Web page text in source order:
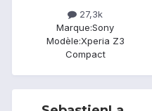
27,3k
Marque:Sony
Modèle:Xperia Z3
Compact